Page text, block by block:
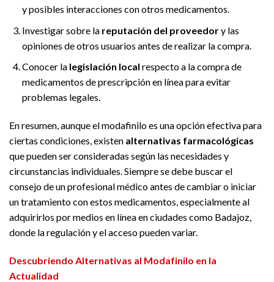
y posibles interacciones con otros medicamentos.
Investigar sobre la reputación del proveedory las
opiniones de otros usuarios antes de realizar la compra.
Conocer la legislación local respecto a la compra de
medicamentos de prescripción en línea para evitar
problemas legales.
En resumen, aunque el modafinilo es una opción efectiva para
ciertas condiciones, existen alternativas farmacológicas
que pueden ser consideradas según las necesidades y
circunstancias individuales. Siempre se debe buscar el
consejo de un profesional médico antes de cambiar o iniciar
un tratamiento con estos medicamentos, especialmente al
adquirirlos por medios en línea en ciudades como Badajoz,
donde la regulación y el acceso pueden variar.
Descubriendo Alternativas al Modafinilo en la
Actualidad